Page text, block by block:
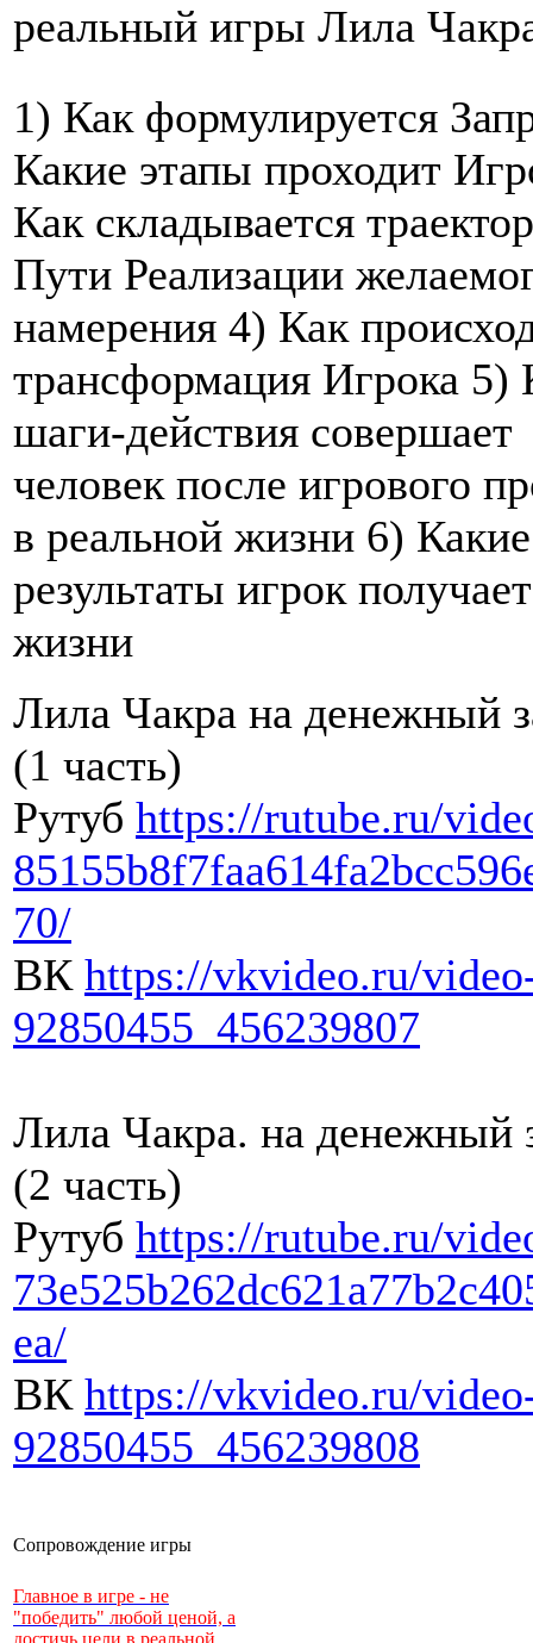
реальный игры Лила
1) Как формулируется
Какие этапы проходит
Как складывается
Пути Реализации
намерения 4) Как
трансформация Игрока 5)
шаги-действия совершает
человек после игрового
в реальной жизни 6) Какие
результаты игрок
жизни
Лила Чакра на денежный
(1 часть)
Рутуб https://rutube.ru/
70/
ВК https://vkvideo.ru/
92850455_456239807
Лила Чакра. на денежный
(2 часть)
Рутуб https://rutube.ru/
ea/
ВК https://vkvideo.ru/
92850455_456239808
Сопровождение игры
Главное в игре - не
"победить" любой ценой, а
достичь цели в реальной